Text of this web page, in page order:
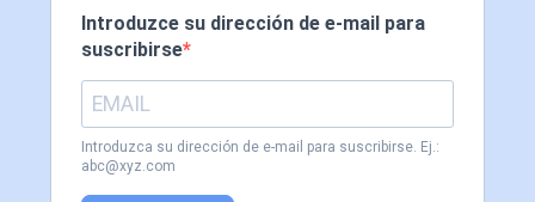
Introduzce su dirección de e-mail para
suscribirse
Introduzca su dirección de e-mail para suscribirse. Ej.:
abc@xyz.com